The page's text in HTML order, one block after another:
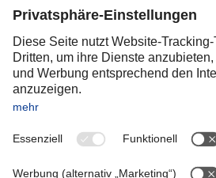
Romania
Slovakia
Spain
Sweden
Switzerland
OCEANIA